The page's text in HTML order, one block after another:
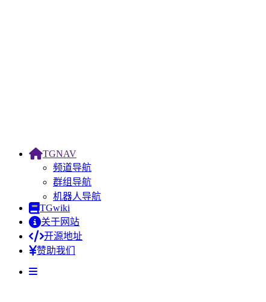
TGNAV
频道导航
群组导航
机器人导航
TGwiki
关于网站
开源地址
赞助我们